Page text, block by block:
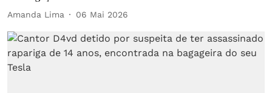
Amanda Lima 06 Mai 2026